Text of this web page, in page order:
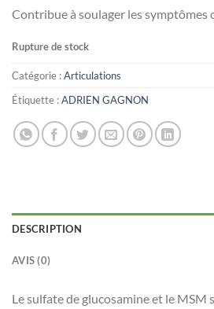
Contribue à soulager les
Rupture de stock
Catégorie :Articulations
Étiquette :ADRIEN GAGNON
DESCRIPTION
AVIS (0)
Le sulfate de glucosamine et le